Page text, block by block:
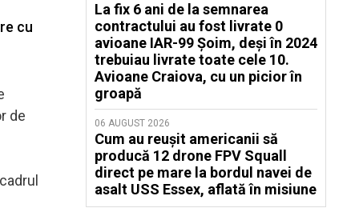
cu
de
La fix 6 ani de la semnarea
contractului au fost livrate 0
avioane IAR-99 Șoim, deși în 2024
trebuiau livrate toate cele 10.
Avioane Craiova, cu un picior în
groapă
06 AUGUST 2026
Cum au reușit americanii să
producă 12 drone FPV Squall
direct pe mare la bordul navei de
asalt USS Essex, aflată în misiune